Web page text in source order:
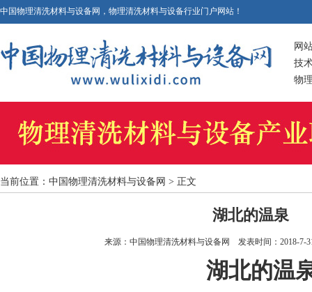
中国物理清洗材料与设备网，物理清洗材料与设备行业门户网站！
网
技
物
当前位置： 中国物理清洗材料与设备网 > 正文
湖北的温泉
来源：中国物理清洗材料与设备网 发表时间：2018-7-
湖北的温